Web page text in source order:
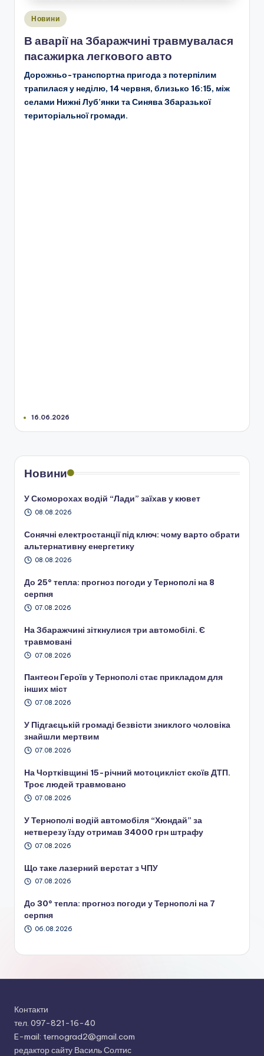
Опубліковано
Новини
В аварії на Збаражчині травмувалася
пасажирка легкового авто
Дорожньо-транспортна пригода з потерпілим
трапилася у неділю, 14 червня, близько 16:15, між
селами Нижні Луб’янки та Синява Збаразької
територіальної громади.
16.06.2026
Новини
У Скоморохах водій “Лади” заїхав у кювет
08.08.2026
Сонячні електростанції під ключ: чому варто обрати
альтернативну енергетику
08.08.2026
До 25° тепла: прогноз погоди у Тернополі на 8
серпня
07.08.2026
На Збаражчині зіткнулися три автомобілі. Є
травмовані
07.08.2026
Пантеон Героїв у Тернополі стає прикладом для
інших міст
07.08.2026
У Підгаєцькій громаді безвісти зниклого чоловіка
знайшли мертвим
07.08.2026
На Чортківщині 15-річний мотоцикліст скоїв ДТП.
Троє людей травмовано
07.08.2026
У Тернополі водій автомобіля “Хюндай” за
нетверезу їзду отримав 34000 грн штрафу
07.08.2026
Що таке лазерний верстат з ЧПУ
07.08.2026
До 30° тепла: прогноз погоди у Тернополі на 7
серпня
06.08.2026
Контакти
тел. 097-821-16-40
E-mail: ternograd2@gmail.com
редактор сайту Василь Солтис